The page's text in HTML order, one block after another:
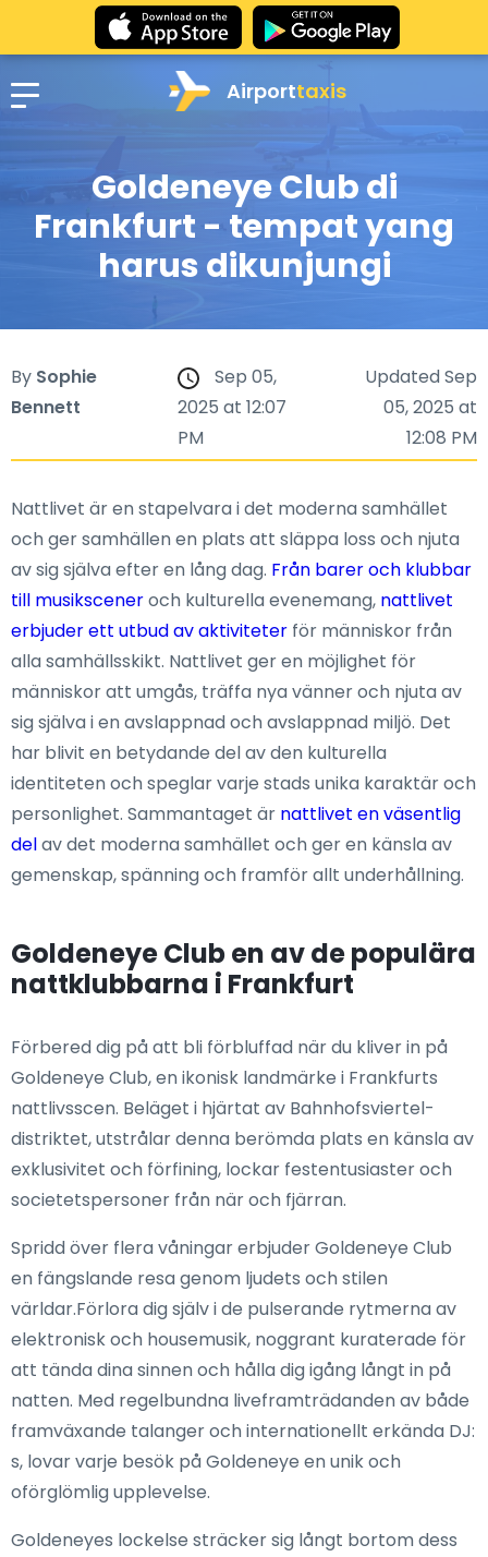
Airporttaxis
Goldeneye Club di
Frankfurt - tempat yang
harus dikunjungi
By Sophie
Bennett
Sep 05,
2025 at 12:07
PM
Updated Sep
05, 2025 at
12:08 PM
Nattlivet är en stapelvara i det moderna samhället
och ger samhällen en plats att släppa loss och njuta
av sig själva efter en lång dag. Från barer och klubbar
till musiksceneroch kulturella evenemang, nattlivet
erbjuder ett utbud av aktiviteter för människor från
alla samhällsskikt. Nattlivet ger en möjlighet för
människor att umgås, träffa nya vänner och njuta av
sig själva i en avslappnad och avslappnad miljö. Det
har blivit en betydande del av den kulturella
identiteten och speglar varje stads unika karaktär och
personlighet. Sammantaget är nattlivet en väsentlig
delav det moderna samhället och ger en känsla av
gemenskap, spänning och framför allt underhållning.
Goldeneye Club en av de populära
nattklubbarna i Frankfurt
Förbered dig på att bli förbluffad när du kliver in på
Goldeneye Club, en ikonisk landmärke i Frankfurts
nattlivsscen. Beläget i hjärtat av Bahnhofsviertel-
distriktet, utstrålar denna berömda plats en känsla av
exklusivitet och förfining, lockar festentusiaster och
societetspersoner från när och fjärran.
Spridd över flera våningar erbjuder Goldeneye Club
en fängslande resa genom ljudets och stilen
världar.Förlora dig själv i de pulserande rytmerna av
elektronisk och housemusik, noggrant kuraterade för
att tända dina sinnen och hålla dig igång långt in på
natten. Med regelbundna liveframträdanden av både
framväxande talanger och internationellt erkända DJ:
s, lovar varje besök på Goldeneye en unik och
oförglömlig upplevelse.
Goldeneyes lockelse sträcker sig långt bortom dess